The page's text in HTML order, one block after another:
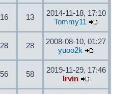
16 13
2014-11-18, 17:10
Tommy11
28 28
2008-08-10, 01:27
yuoo2k
56 58
2019-11-29, 17:46
Irvin